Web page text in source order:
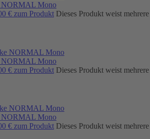
NORMAL Mono
€ zum Produkt Dieses Produkt weist
NORMAL Mono
€ zum Produkt Dieses Produkt weist
NORMAL Mono
€ zum Produkt Dieses Produkt weist